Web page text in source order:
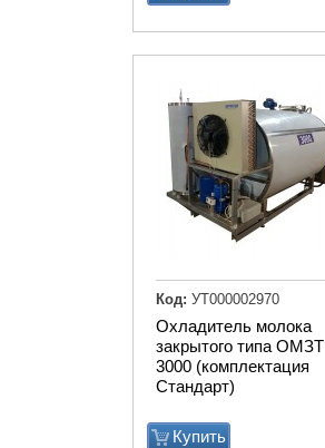
Охладитель молока
закрытого типа ОМЗТ
3000 (комплектация
Стандарт)
Купить
Код: УТ000002970